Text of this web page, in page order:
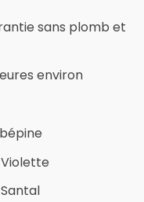
sans plomb et
environ
Violette